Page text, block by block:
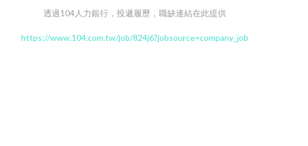
透過104人力銀行，投遞履歷，職缺連結在此提供
https://www.104.com.tw/job/824j6?jobsource=company_job